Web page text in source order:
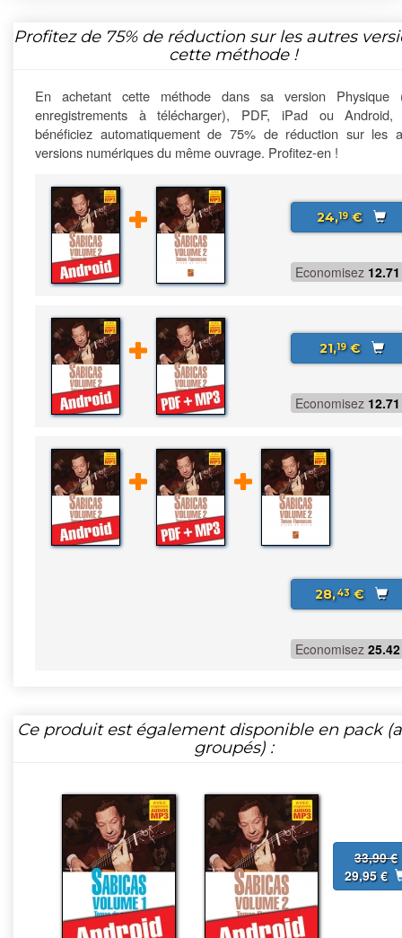
Profitez de 75%de réduction sur les autres
cette méthode !
En achetant cette méthode dans sa version Physique
enregistrements à télécharger), PDF, iPad ou Android,
bénéficiez automatiquement de 75% de réduction sur les
versions numériques du même ouvrage. Profitez-en !
24,19€
Economisez 12.71
21,19€
Economisez 12.71
28,43€
Economisez 25.42
Ce produit est également disponible en pack
groupés) :
33,90 €
29,95 €